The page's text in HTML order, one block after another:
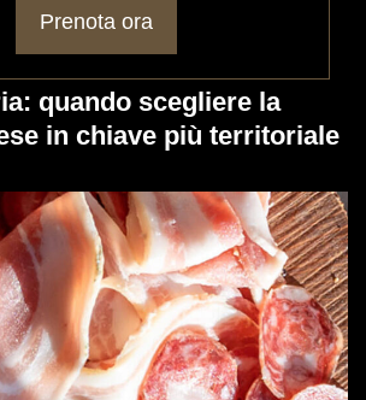
Prenota ora
quando scegliere la
in chiave più territoriale